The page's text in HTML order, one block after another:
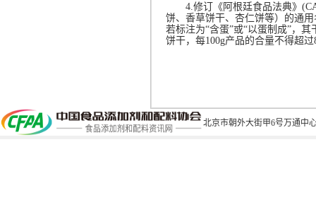
4. 修订《阿根廷食品法典》
饼、香草饼干、杏仁饼等）的通
若标注为“含蛋”或“以蛋制成”，
饼干，每100g产品的合量不得超过
北京市朝外大街甲6号万通中